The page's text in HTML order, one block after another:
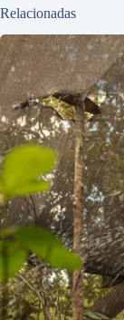
Relacionadas